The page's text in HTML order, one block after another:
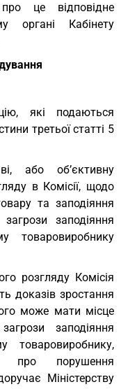
про це відповідне
органі Кабінету
які подаються
третьої статті 5
або об’єктивну
в Комісії, щодо
та заподіяння
заподіяння
товаровиробнику
розгляду Комісія
доказів зростання
може мати місце
заподіяння
товаровиробнику,
про порушення
Міністерству